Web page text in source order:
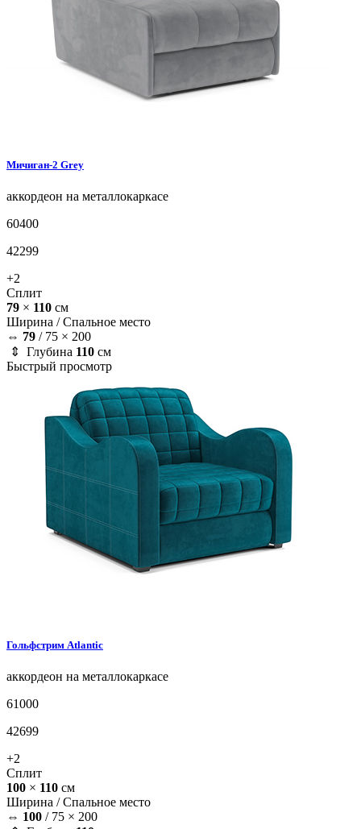
Мичиган-2 Grey
аккордеон на металлокаркасе
60400
42299
+2
Сплит
79 × 110 см
Ширина /Спальное место
⇔ 79 / 75 × 200
⇕ Глубина 110 см
Быстрый просмотр
Гольфстрим Atlantic
аккордеон на металлокаркасе
61000
42699
+2
Сплит
100 × 110 см
Ширина /Спальное место
⇔ 100 / 75 × 200